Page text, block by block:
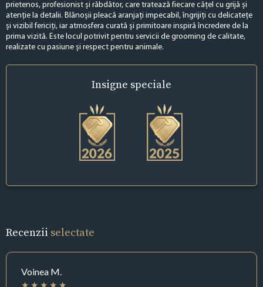
prietenos, profesionist și răbdător, care tratează fiecare cățel cu grijă și
atenție la detalii. Blănoșii pleacă aranjați impecabil, îngrijiți cu delicatețe
și vizibil fericiți, iar atmosfera curată și primitoare inspiră încredere de la
prima vizită. Este locul potrivit pentru servicii de grooming de calitate,
realizate cu pasiune și respect pentru animale.
Insigne speciale
Recenzii selectate
Voinea M.